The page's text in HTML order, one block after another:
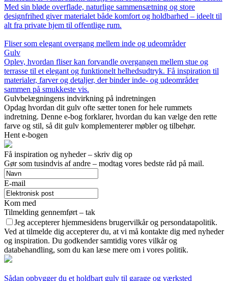
Med sin bløde overflade, naturlige sammensætning og store
designfrihed giver materialet både komfort og holdbarhed – ideelt til
alt fra private hjem til offentlige rum.
Fliser som elegant overgang mellem inde og udeområder
Gulv
Oplev, hvordan fliser kan forvandle overgangen mellem stue og
terrasse til et elegant og funktionelt helhedsudtryk. Få inspiration til
materialer, farver og detaljer, der binder inde- og udeområder
sammen på smukkeste vis.
Gulvbelægningens indvirkning på indretningen
Opdag hvordan dit gulv ofte sætter tonen for hele rummets
indretning. Denne e-bog forklarer, hvordan du kan vælge den rette
farve og stil, så dit gulv komplementerer møbler og tilbehør.
Hent e-bogen
Få inspiration og nyheder – skriv dig op
Gør som tusindvis af andre – modtag vores bedste råd på mail.
E-mail
Kom med
Tilmelding gennemført – tak
Jeg accepterer hjemmesidens brugervilkår og persondatapolitik.
Ved at tilmelde dig accepterer du, at vi må kontakte dig med nyheder
og inspiration. Du godkender samtidig vores vilkår og
databehandling, som du kan læse mere om i vores politik.
Sådan opbygger du et holdbart gulv til garage og værksted